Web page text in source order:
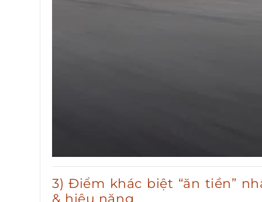
3) Điểm khác biệt “ăn tiền”
& hiệu năng